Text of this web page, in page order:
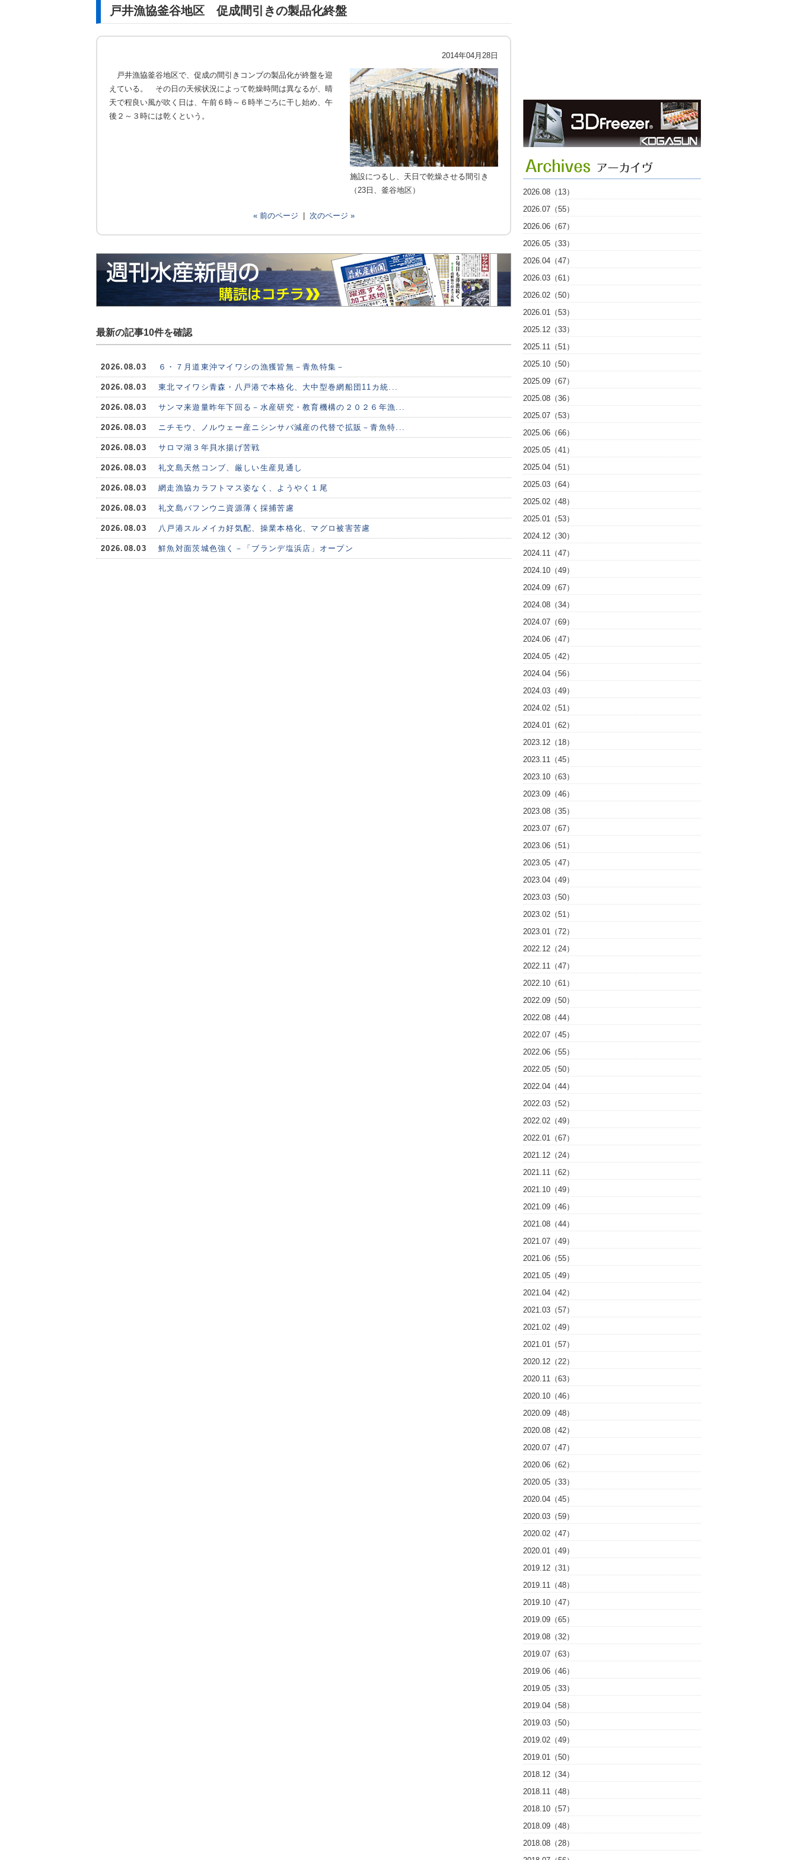
戸井漁協釜谷地区 促成間引きの製品化終盤
2014年04月28日
施設につるし、天日で乾燥させる間引き
（23日、釜谷地区）
戸井漁協釜谷地区で、促成の間引きコンブの製品化が終盤を迎
えている。 その日の天候状況によって乾燥時間は異なるが、晴
天で程良い風が吹く日は、午前６時～６時半ごろに干し始め、午
後２～３時には乾くという。
« 前のページ 次のページ »
最新の記事10件を確認
2026.08.03 ６・７月道東沖マイワシの漁獲皆無－青魚特集－
2026.08.03 東北マイワシ青森・八戸港で本格化、大中型巻網船団11カ統...
2026.08.03 サンマ来遊量昨年下回る－水産研究・教育機構の２０２６年漁...
2026.08.03 ニチモウ、ノルウェー産ニシンサバ減産の代替で拡販－青魚特...
2026.08.03 サロマ湖３年貝水揚げ苦戦
2026.08.03 礼文島天然コンブ、厳しい生産見通し
2026.08.03 網走漁協カラフトマス姿なく、ようやく１尾
2026.08.03 礼文島バフンウニ資源薄く採捕苦慮
2026.08.03 八戸港スルメイカ好気配、操業本格化、マグロ被害苦慮
2026.08.03 鮮魚対面茨城色強く－「ブランデ塩浜店」オープン
2026.08（13）
2026.07（55）
2026.06（67）
2026.05（33）
2026.04（47）
2026.03（61）
2026.02（50）
2026.01（53）
2025.12（33）
2025.11（51）
2025.10（50）
2025.09（67）
2025.08（36）
2025.07（53）
2025.06（66）
2025.05（41）
2025.04（51）
2025.03（64）
2025.02（48）
2025.01（53）
2024.12（30）
2024.11（47）
2024.10（49）
2024.09（67）
2024.08（34）
2024.07（69）
2024.06（47）
2024.05（42）
2024.04（56）
2024.03（49）
2024.02（51）
2024.01（62）
2023.12（18）
2023.11（45）
2023.10（63）
2023.09（46）
2023.08（35）
2023.07（67）
2023.06（51）
2023.05（47）
2023.04（49）
2023.03（50）
2023.02（51）
2023.01（72）
2022.12（24）
2022.11（47）
2022.10（61）
2022.09（50）
2022.08（44）
2022.07（45）
2022.06（55）
2022.05（50）
2022.04（44）
2022.03（52）
2022.02（49）
2022.01（67）
2021.12（24）
2021.11（62）
2021.10（49）
2021.09（46）
2021.08（44）
2021.07（49）
2021.06（55）
2021.05（49）
2021.04（42）
2021.03（57）
2021.02（49）
2021.01（57）
2020.12（22）
2020.11（63）
2020.10（46）
2020.09（48）
2020.08（42）
2020.07（47）
2020.06（62）
2020.05（33）
2020.04（45）
2020.03（59）
2020.02（47）
2020.01（49）
2019.12（31）
2019.11（48）
2019.10（47）
2019.09（65）
2019.08（32）
2019.07（63）
2019.06（46）
2019.05（33）
2019.04（58）
2019.03（50）
2019.02（49）
2019.01（50）
2018.12（34）
2018.11（48）
2018.10（57）
2018.09（48）
2018.08（28）